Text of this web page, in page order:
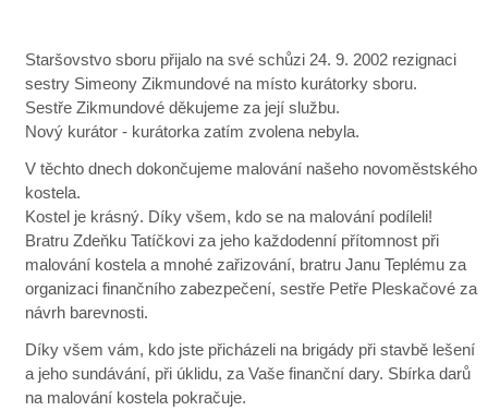
Staršovstvo sboru přijalo na své schůzi 24. 9. 2002 rezignaci
sestry Simeony Zikmundové na místo kurátorky sboru.
Sestře Zikmundové děkujeme za její službu.
Nový kurátor - kurátorka zatím zvolena nebyla.
V těchto dnech dokončujeme malování našeho novoměstského
kostela.
Kostel je krásný. Díky všem, kdo se na malování podíleli!
Bratru Zdeňku Tatíčkovi za jeho každodenní přítomnost při
malování kostela a mnohé zařizování, bratru Janu Teplému za
organizaci finančního zabezpečení, sestře Petře Pleskačové za
návrh barevnosti.
Díky všem vám, kdo jste přicházeli na brigády při stavbě lešení
a jeho sundávání, při úklidu, za Vaše finanční dary. Sbírka darů
na malování kostela pokračuje.